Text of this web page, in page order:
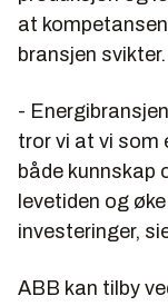
at
bransjen svikter.
-
tror vi at vi som
både kunnskap
levetiden og
investeringer,
ABB kan tilby